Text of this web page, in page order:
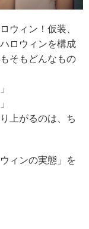
ウィン！仮装、
ロウィンを構成
そもどんなもの
上がるのは、ち
ィンの実態」を